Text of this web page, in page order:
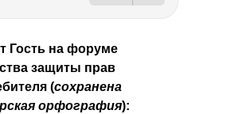
Гость на форуме
защиты прав
(сохранена
орфография):